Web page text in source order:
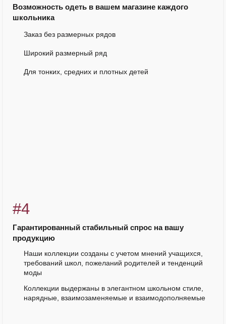
Возможность одеть в вашем магазине каждого
школьника
Заказ без размерных рядов
Широкий размерный ряд
Для тонких, средних и плотных детей
#4
Гарантированный стабильный спрос на вашу
продукцию
Наши коллекции созданы с учетом мнений учащихся,
требований школ, пожеланий родителей и тенденций
моды
Коллекции выдержаны в элегантном школьном стиле,
нарядные, взаимозаменяемые и взаимодополняемые